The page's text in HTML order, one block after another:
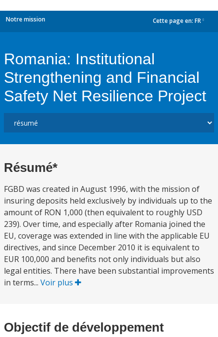
Notre mission Cette page en: FR
Romania: Institutional
Strengthening and Financial
Safety Net Resilience Project
Résumé*
FGBD was created in August 1996, with the mission of
insuring deposits held exclusively by individuals up to the
amount of RON 1,000 (then equivalent to roughly USD
239). Over time, and especially after Romania joined the
EU, coverage was extended in line with the applicable EU
directives, and since December 2010 it is equivalent to
EUR 100,000 and benefits not only individuals but also
legal entities. There have been substantial improvements
in terms... Voir plus
Objectif de développement